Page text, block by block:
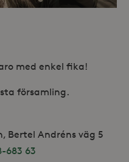
med enkel fika!
församling.
Bertel Andréns väg 5
683 63